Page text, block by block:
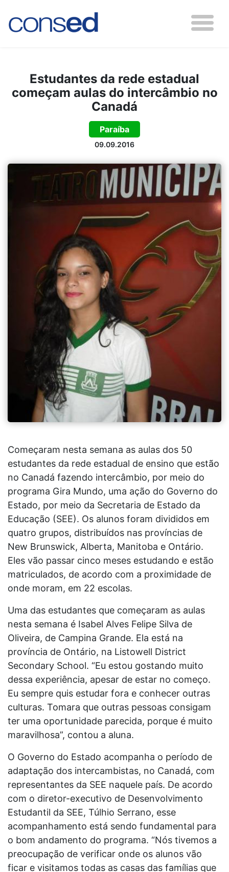
Estudantes da rede estadual
começam aulas do intercâmbio no
Canadá
Paraíba
09.09.2016
Começaram nesta semana as aulas dos 50
estudantes da rede estadual de ensino que estão
no Canadá fazendo intercâmbio, por meio do
programa Gira Mundo, uma ação do Governo do
Estado, por meio da Secretaria de Estado da
Educação (SEE). Os alunos foram divididos em
quatro grupos, distribuídos nas províncias de
New Brunswick, Alberta, Manitoba e Ontário.
Eles vão passar cinco meses estudando e estão
matriculados, de acordo com a proximidade de
onde moram, em 22 escolas.
Uma das estudantes que começaram as aulas
nesta semana é Isabel Alves Felipe Silva de
Oliveira, de Campina Grande. Ela está na
província de Ontário, na Listowell District
Secondary School. “Eu estou gostando muito
dessa experiência, apesar de estar no começo.
Eu sempre quis estudar fora e conhecer outras
culturas. Tomara que outras pessoas consigam
ter uma oportunidade parecida, porque é muito
maravilhosa”, contou a aluna.
O Governo do Estado acompanha o período de
adaptação dos intercambistas, no Canadá, com
representantes da SEE naquele país. De acordo
com o diretor-executivo de Desenvolvimento
Estudantil da SEE, Túlhio Serrano, esse
acompanhamento está sendo fundamental para
o bom andamento do programa. “Nós tivemos a
preocupação de verificar onde os alunos vão
ficar e visitamos todas as casas das famílias que